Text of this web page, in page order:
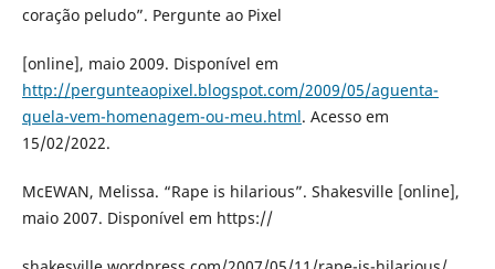
coração peludo”. Pergunte ao Pixel
[online], maio 2009. Disponível em
http://pergunteaopixel.blogspot.com/2009/05/aguenta-
quela-vem-homenagem-ou-meu.html. Acesso em
15/02/2022.
McEWAN, Melissa. “Rape is hilarious”. Shakesville [online],
maio 2007. Disponível em https://